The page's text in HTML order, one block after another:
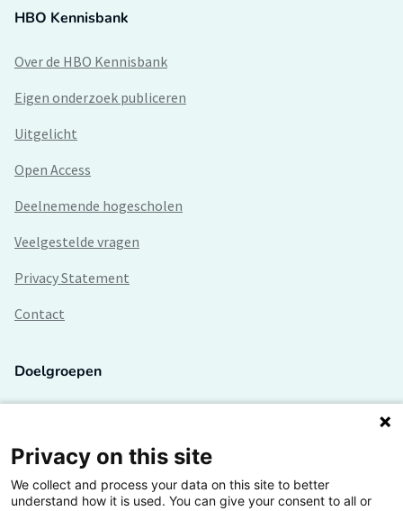
HBO Kennisbank
Over de HBO Kennisbank
Eigen onderzoek publiceren
Uitgelicht
Open Access
Deelnemende hogescholen
Veelgestelde vragen
Privacy Statement
Contact
Doelgroepen
Lectoren en onderzoekers
Bedrijven
Privacy on this site
We collect and process your data on this site to better
understand how it is used. You can give your consent to all or